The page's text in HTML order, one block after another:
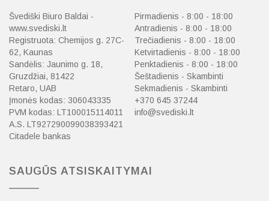
Švediški Biuro Baldai -
www.svediski.lt
Registruota: Chemijos g. 27C-
62, Kaunas
Sandėlis: Jaunimo g. 18,
Gruzdžiai, 81422
Retaro, UAB
Įmonės kodas: 306043335
PVM kodas: LT100015114011
A.S. LT927290099038393421
Citadele bankas
Pirmadienis - 8:00 - 18:00
Antradienis - 8:00 - 18:00
Trečiadienis - 8:00 - 18:00
Ketvirtadienis - 8:00 - 18:00
Penktadienis - 8:00 - 18:00
Šeštadienis - Skambinti
Sekmadienis - Skambinti
+370 645 37244
info@svediski.lt
SAUGŪS ATSISKAITYMAI